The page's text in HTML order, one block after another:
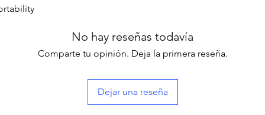
No hay reseñas todavía
Comparte tu opinión. Deja la primera reseña.
Dejar una reseña